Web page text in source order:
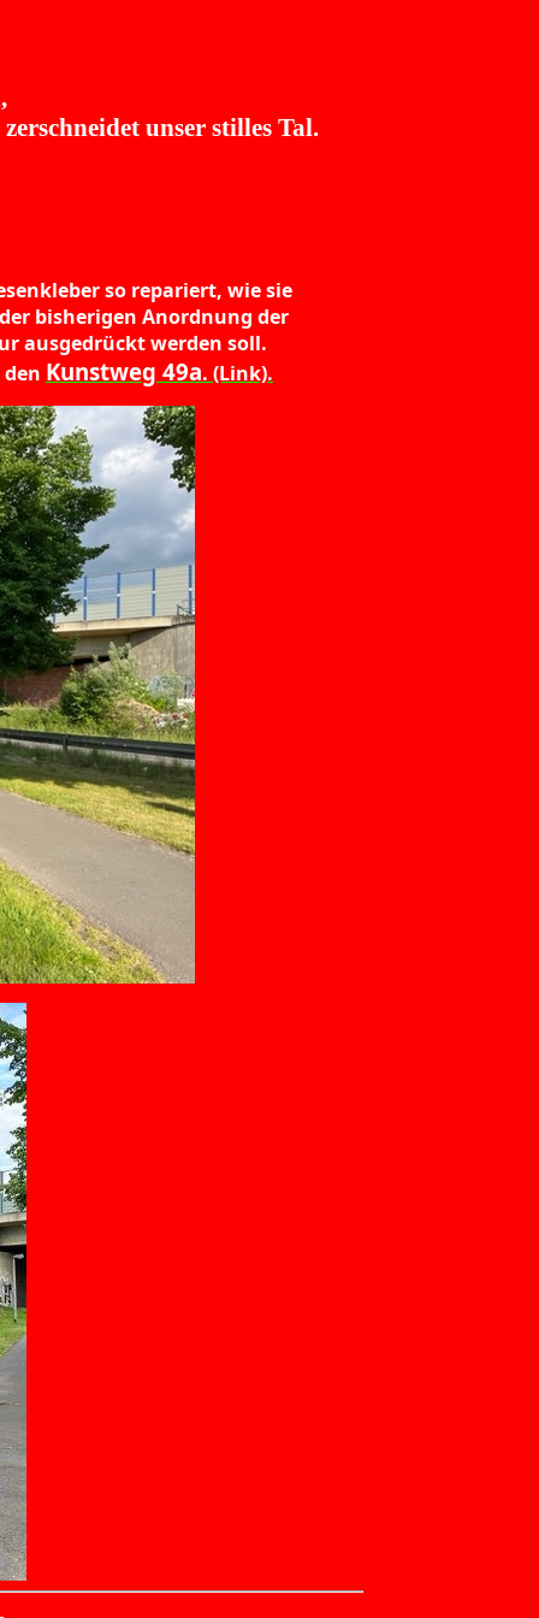
unser stilles Tal.
so repariert, wie sie
bisherigen Anordnung der
ausgedrückt werden soll.
Kunstweg 49a. (Link).